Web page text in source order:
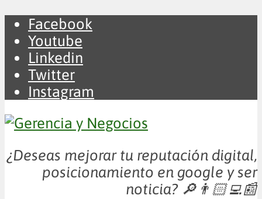
Facebook
Youtube
Linkedin
Twitter
Instagram
¿Deseas mejorar tu reputación digital,
posicionamiento en google y ser
noticia? 🔎👨🏻‍💻📰